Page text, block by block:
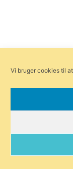
Vi bruger cookies til